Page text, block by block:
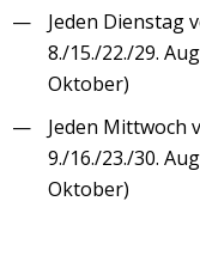
Jeden Dienstag
8./15./22./29.
Oktober)
Jeden Mittwoch
9./16./23./30.
Oktober)